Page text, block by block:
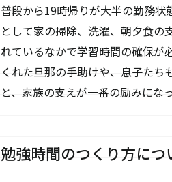
普段から19時帰りが大半の勤務
として家の掃除、洗濯、朝夕食
れているなかで学習時間の確保が
くれた旦那の手助けや、息子たち
と、家族の支えが一番の励みにな
勉強時間のつくり方に